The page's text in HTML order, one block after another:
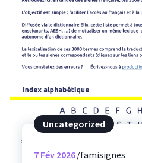
Uncategorized
7Fév 2026 famisignes